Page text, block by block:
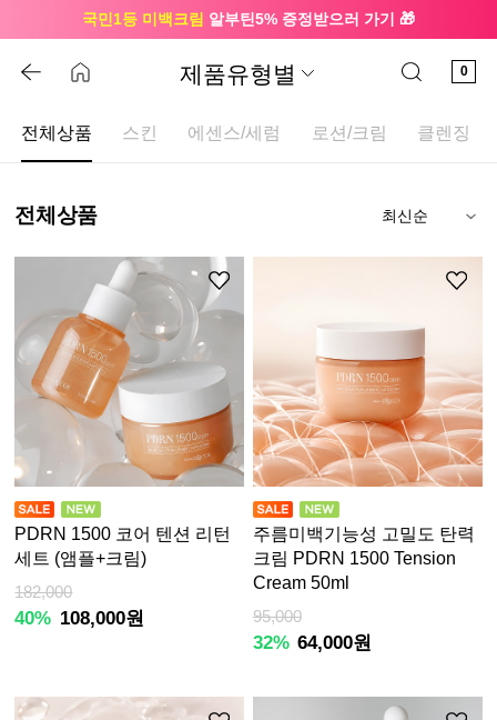
국민1등 미백크림 알부틴5% 증정받으러 가기 🎁
0
제품유형별
전체상품 스킨 에센스/세럼 로션/크림 클렌징
전체상품
PDRN 1500 코어 텐션 리턴
세트 (앰플+크림)
182,000
40% 108,000원
주름미백기능성 고밀도 탄력
크림 PDRN 1500 Tension
Cream 50ml
95,000
32% 64,000원